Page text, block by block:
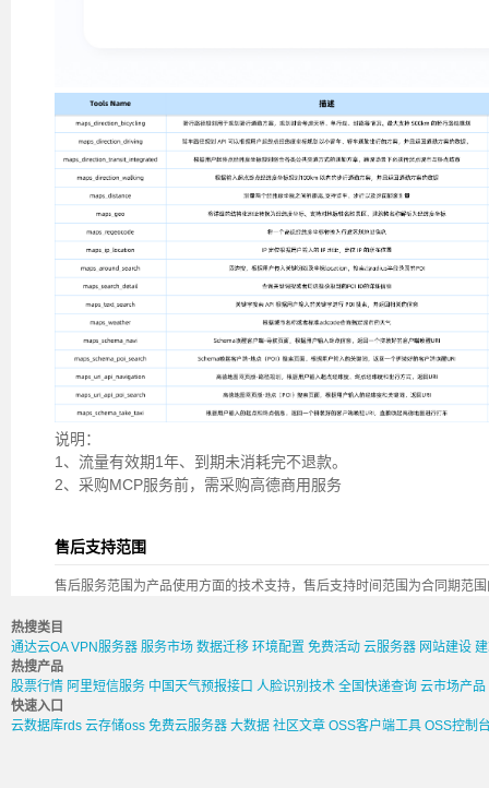
说明：
1、流量有效期1年、到期未消耗完不退款。
2、采购MCP服务前，需采购高德商用服务
售后支持范围
售后服务范围为产品使用方面的技术支持，售后支持时间范围为合同期范
热搜类目
通达云OA VPN服务器 服务市场 数据迁移 环境配置 免费活动 云服务器 网站建设
热搜产品
股票行情 阿里短信服务 中国天气预报接口 人脸识别技术 全国快递查询 云市场产品
快速入口
云数据库rds 云存储oss 免费云服务器 大数据 社区文章 OSS客户端工具 OSS控制